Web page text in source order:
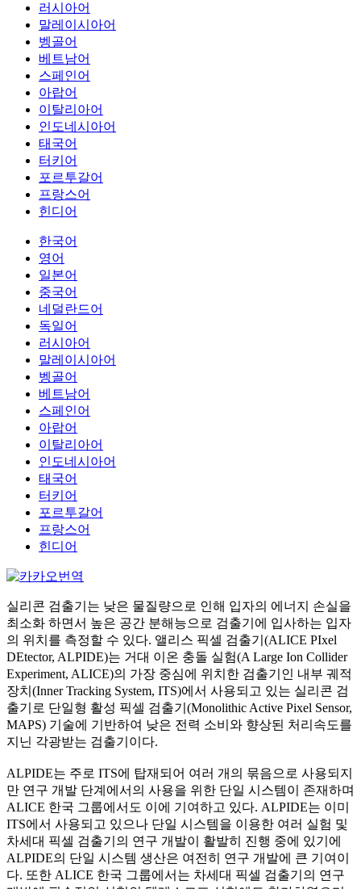
러시아어
말레이시아어
벵골어
베트남어
스페인어
아랍어
이탈리아어
인도네시아어
태국어
터키어
포르투갈어
프랑스어
힌디어
한국어
영어
일본어
중국어
네덜란드어
독일어
러시아어
말레이시아어
벵골어
베트남어
스페인어
아랍어
이탈리아어
인도네시아어
태국어
터키어
포르투갈어
프랑스어
힌디어
실리콘 검출기는 낮은 물질량으로 인해 입자의 에너지 손실을
최소화 하면서 높은 공간 분해능으로 검출기에 입사하는 입자
의 위치를 측정할 수 있다. 앨리스 픽셀 검출기(ALICE PIxel
DEtector, ALPIDE)는 거대 이온 충돌 실험(A Large Ion Collider
Experiment, ALICE)의 가장 중심에 위치한 검출기인 내부 궤적
장치(Inner Tracking System, ITS)에서 사용되고 있는 실리콘 검
출기로 단일형 활성 픽셀 검출기(Monolithic Active Pixel Sensor,
MAPS) 기술에 기반하여 낮은 전력 소비와 향상된 처리속도를
지닌 각광받는 검출기이다.
ALPIDE는 주로 ITS에 탑재되어 여러 개의 묶음으로 사용되지
만 연구 개발 단계에서의 사용을 위한 단일 시스템이 존재하며
ALICE 한국 그룹에서도 이에 기여하고 있다. ALPIDE는 이미
ITS에서 사용되고 있으나 단일 시스템을 이용한 여러 실험 및
차세대 픽셀 검출기의 연구 개발이 활발히 진행 중에 있기에
ALPIDE의 단일 시스템 생산은 여전히 연구 개발에 큰 기여이
다. 또한 ALICE 한국 그룹에서는 차세대 픽셀 검출기의 연구